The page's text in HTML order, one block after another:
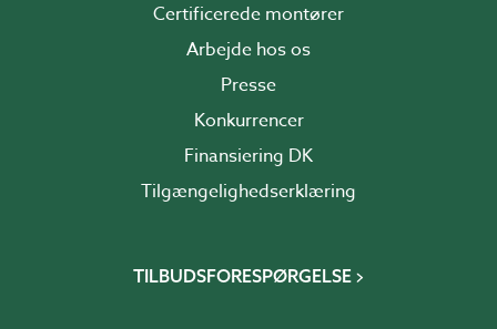
Certificerede montører
Arbejde hos os
Presse
Konkurrencer
Finansiering DK
Tilgængelighedserklæring
TILBUDSFORESPØRGELSE